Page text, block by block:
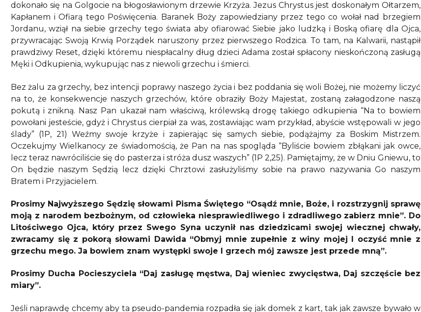
dokonało się na Golgocie na błogosławionym drzewie Krzyża. Jezus Chrystus jest doskonałym Ołtarzem,
Kapłanem i Ofiarą tego Poświęcenia. Baranek Boży zapowiedziany przez tego co wołał nad brzegiem
Jordanu, wziął na siebie grzechy tego świata aby ofiarować Siebie jako ludzką i Boską ofiarę dla Ojca,
przywracając Swoją Krwią Porządek naruszony przez pierwszego Rodzica. To tam, na Kalwarii, nastąpił
prawdziwy Reset, dzięki któremu niespłacalny dług dzieci Adama został spłacony nieskończoną zasługą
Męki i Odkupienia, wykupując nas z niewoli grzechu i śmierci.
Bez żalu za grzechy, bez intencji poprawy naszego życia i bez poddania się woli Bożej, nie możemy liczyć
na to, że konsekwencje naszych grzechów, które obraziły Boży Majestat, zostaną załagodzone naszą
pokutą i znikną. Nasz Pan ukazał nam właściwą, królewską drogę takiego odkupienia “Na to bowiem
powołani jesteście, gdyż i Chrystus cierpiał za was, zostawiając wam przykład, abyście wstępowali w jego
ślady” (1P, 21) Weźmy swoje krzyże i zapierając się samych siebie, podążajmy za Boskim Mistrzem.
Oczekujmy Wielkanocy ze świadomością, że Pan na nas spogląda “Byliście bowiem zbłąkani jak owce,
lecz teraz nawróciliście się do pasterza i stróża dusz waszych” (1P 2,25). Pamiętajmy, że w Dniu Gniewu, to
On będzie naszym Sędzią lecz dzięki Chrztowi zasłużyliśmy sobie na prawo nazywania Go naszym
Bratem i Przyjacielem.
Prosimy Najwyższego Sędzię słowami Pisma Świętego “Osądź mnie, Boże, i rozstrzygnij sprawę
moją z narodem bezbożnym, od człowieka niesprawiedliwego i zdradliwego zabierz mnie”. Do
Litościwego Ojca, który przez Swego Syna uczynił nas dziedzicami swojej wiecznej chwały,
zwracamy się z pokorą słowami Dawida “Obmyj mnie zupełnie z winy mojej I oczyść mnie z
grzechu mego. Ja bowiem znam występki swoje I grzech mój zawsze jest przede mną”.
Prosimy Ducha Pocieszyciela “Daj zasługę męstwa, Daj wieniec zwycięstwa, Daj szczęście bez
miary”.
Jeśli naprawdę chcemy aby ta pseudo-pandemia rozpadła się jak domek z kart, tak jak zawsze bywało w